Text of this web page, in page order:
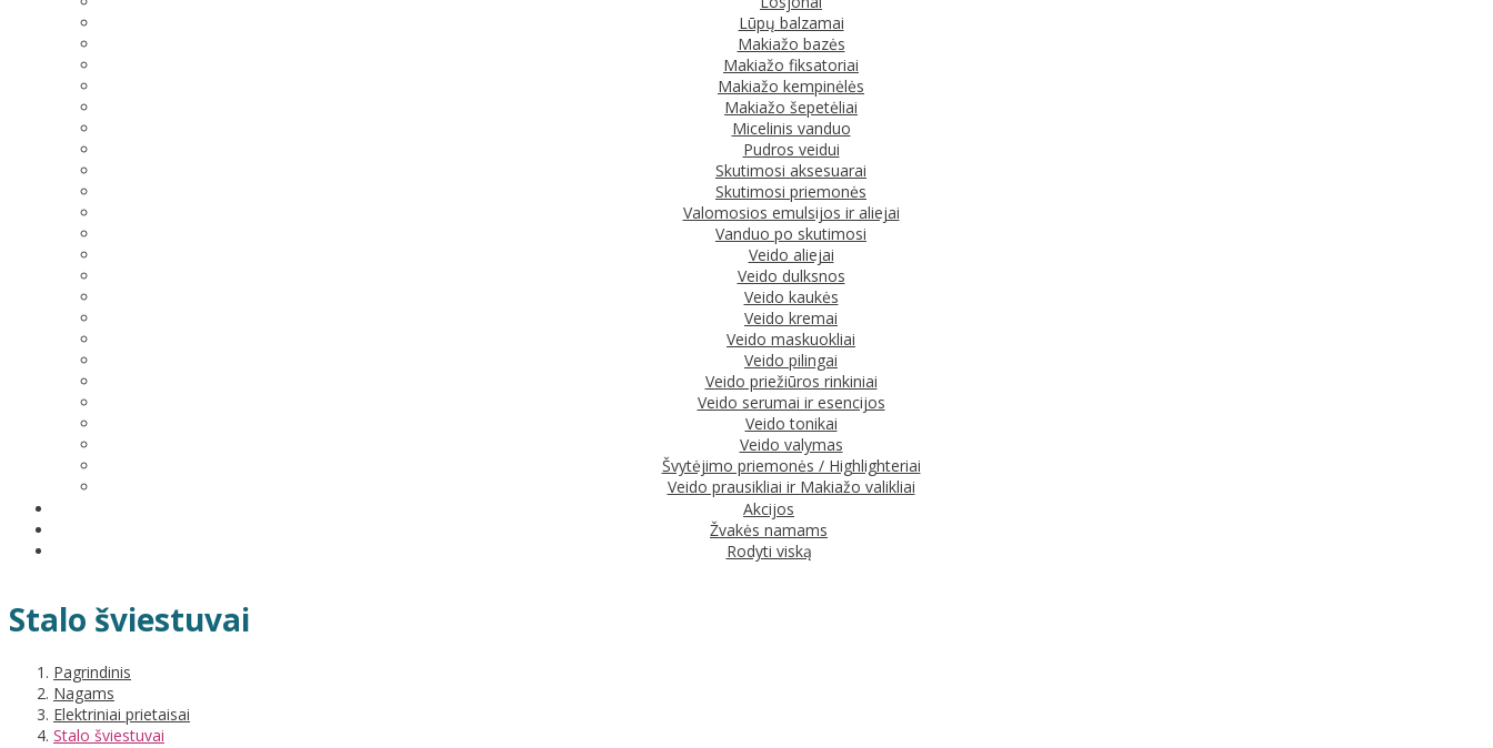
Lūpų balzamai
Makiažo bazės
Makiažo fiksatoriai
Makiažo kempinėlės
Makiažo šepetėliai
Micelinis vanduo
Pudros veidui
Skutimosi aksesuarai
Skutimosi priemonės
Valomosios emulsijos ir aliejai
Vanduo po skutimosi
Veido aliejai
Veido dulksnos
Veido kaukės
Veido kremai
Veido maskuokliai
Veido pilingai
Veido priežiūros rinkiniai
Veido serumai ir esencijos
Veido tonikai
Veido valymas
Švytėjimo priemonės / Highlighteriai
Veido prausikliai ir Makiažo valikliai
Akcijos
Žvakės namams
Rodyti viską
Stalo šviestuvai
Pagrindinis
Nagams
Elektriniai prietaisai
Stalo šviestuvai